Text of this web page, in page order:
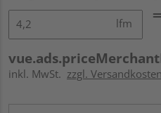
lfm
inkl. MwSt. zzgl.